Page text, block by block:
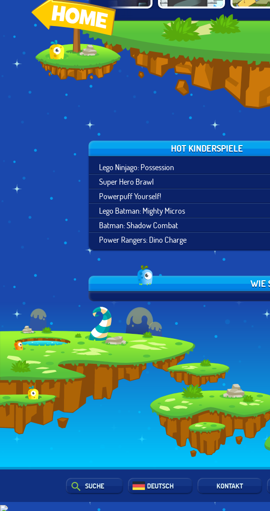
LEGO STAR
WARS
GLITCHEON
RADIANCE
HEARTS
HOT KINDERSPIELE
Lego Ninjago: Possession
Super Hero Brawl
Powerpuff Yourself!
Lego Batman: Mighty Micros
Batman: Shadow Combat
Power Rangers: Dino Charge
WIE
SUCHE DEUTSCH KONTAKT